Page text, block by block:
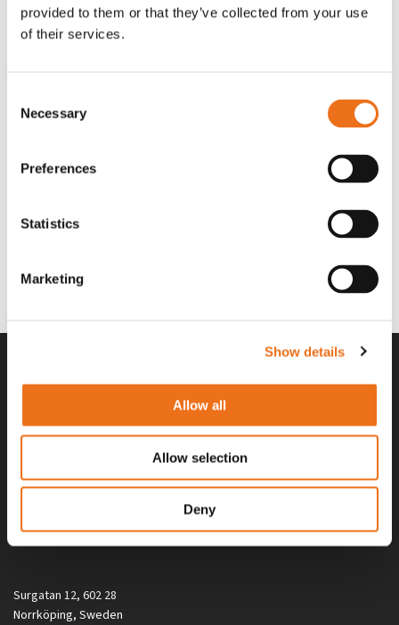
provided to them or that they’ve collected from your use
of their services.
Selection
Necessary
Preferences
Statistics
Marketing
Show details
Allow all
Allow selection
Deny
Lägg till i varukorg
Rotor teeth 8t/6k 7.5Gr/8 R6/14 Rotor teeth 8t/6k 0Gr/8 R6/14
Alla priser på tillbehör och tillval gäller vid köp av ny maskin. Priserna
gäller inte vid köp av enskild produkt, till exempel
Surgatan 12, 602 28
Norrköping, Sweden